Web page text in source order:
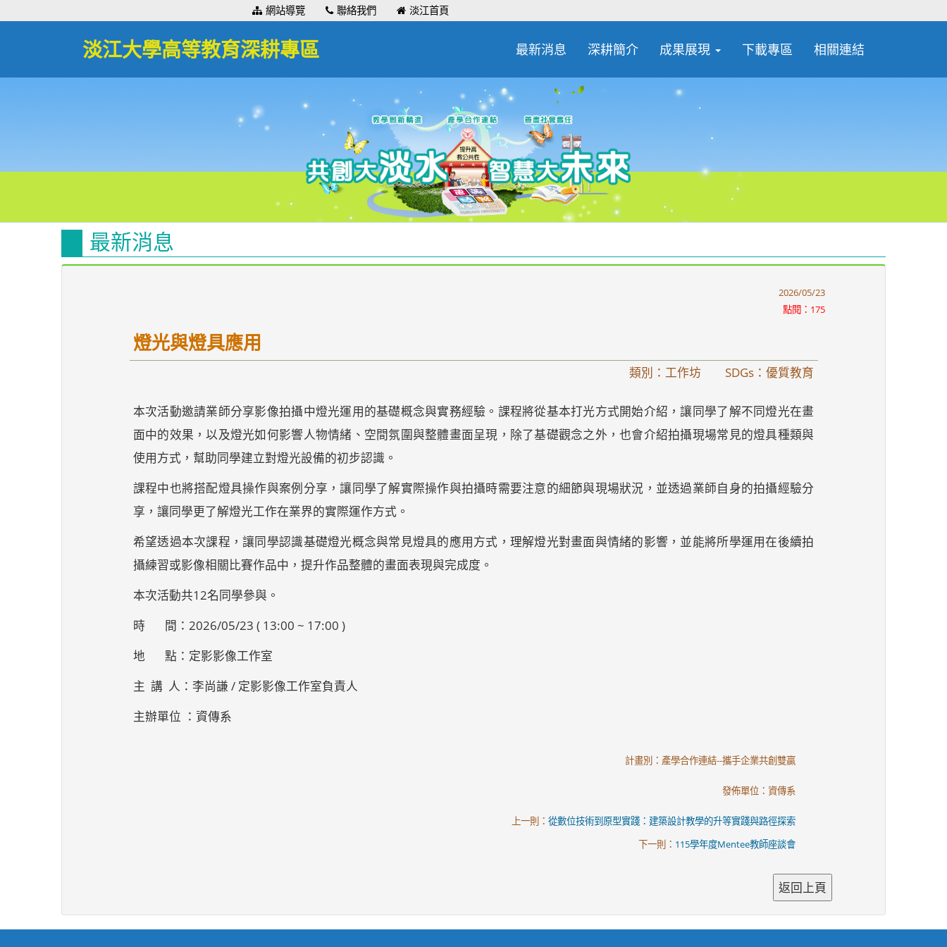
網站導覽 聯絡我們 淡江首頁
淡江大學高等教育深耕專區 最新消息 深耕簡介 成果展現 下載專區 相關連結
最新消息
2026/05/23
點閱：175
燈光與燈具應用
類別：工作坊 SDGs：優質教育
本次活動邀請業師分享影像拍攝中燈光運用的基礎概念與實務經驗。課程將從基本打光方式開始介紹，讓同學了解不同燈光在畫
面中的效果，以及燈光如何影響人物情緒、空間氛圍與整體畫面呈現，除了基礎觀念之外，也會介紹拍攝現場常見的燈具種類與
使用方式，幫助同學建立對燈光設備的初步認識。
課程中也將搭配燈具操作與案例分享，讓同學了解實際操作與拍攝時需要注意的細節與現場狀況，並透過業師自身的拍攝經驗分
享，讓同學更了解燈光工作在業界的實際運作方式。
希望透過本次課程，讓同學認識基礎燈光概念與常見燈具的應用方式，理解燈光對畫面與情緒的影響，並能將所學運用在後續拍
攝練習或影像相關比賽作品中，提升作品整體的畫面表現與完成度。
本次活動共12名同學參與。
時 間：2026/05/23 ( 13:00 ~ 17:00 )
地 點：定影影像工作室
主 講 人：李尚謙 / 定影影像工作室負責人
主辦單位 ：資傳系
計畫別：產學合作連結--攜手企業共創雙贏
發佈單位：資傳系
上一則： 從數位技術到原型實踐：建築設計教學的升等實踐與路徑探索
下一則： 115學年度Mentee教師座談會